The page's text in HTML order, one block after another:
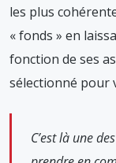
les plus
« fonds » en
fonction de ses
sélectionné pour
C’est là une